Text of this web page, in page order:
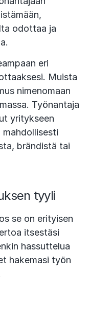
odottaa ja
eri
Muista
nimenomaan
Työnantaja
yritykseen
brändistä tai
tyyli
se on erityisen
itsestäsi
hassuttelua
hakemasi työn